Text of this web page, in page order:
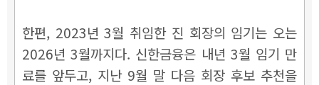
한편, 2023년 3월 취임한 진 회장의 임기는 오는
2026년 3월까지다. 신한금융은 내년 3월 임기 만
료를 앞두고, 지난 9월 말 다음 회장 후보 추천을